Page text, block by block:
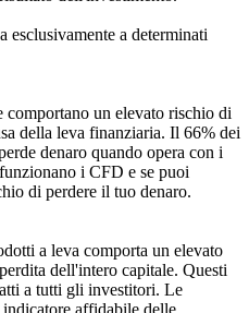
a determinati
un elevato rischio di
della leva finanziaria. Il 66% dei
denaro quando opera con i
i CFD e se puoi
di perdere il tuo denaro.
a leva comporta un elevato
dell'intero capitale. Questi
a tutti gli investitori. Le
indicatore affidabile delle